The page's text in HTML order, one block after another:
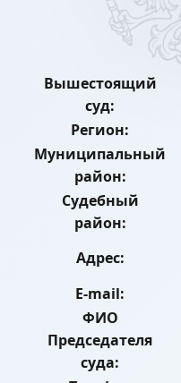
Вышестоящий
суд:
Регион:
Муниципальный
район:
Судебный
район:
Адрес:
E-mail:
ФИО
Председателя
суда: